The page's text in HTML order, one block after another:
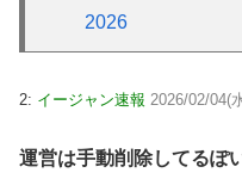
2026
2: イージャン速報 2026/02/04(
運営は手動削除してるぽ